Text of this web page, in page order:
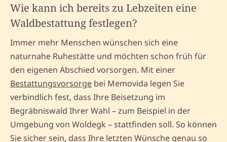
Wie kann ich bereits zu Lebzeiten eine
Waldbestattung festlegen?
Immer mehr Menschen wünschen sich eine
naturnahe Ruhestätte und möchten schon früh für
den eigenen Abschied vorsorgen. Mit einer
Bestattungsvorsorge bei Memovida legen Sie
verbindlich fest, dass Ihre Beisetzung im
Begräbniswald Ihrer Wahl – zum Beispiel in der
Umgebung von Woldegk – stattfinden soll. So können
Sie sicher sein, dass Ihre letzten Wünsche genau so